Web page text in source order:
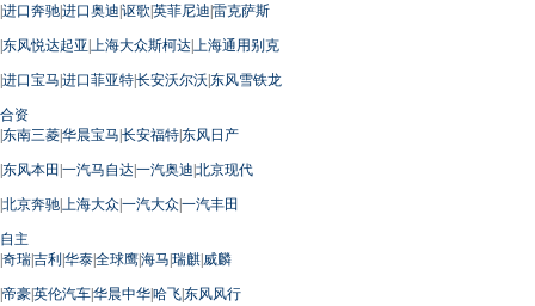
|进口奔驰|进口奥迪|讴歌|英菲尼迪|雷克萨斯
|东风悦达起亚| 上海大众斯柯达| 上海通用别克
|进口宝马|进口菲亚特|长安沃尔沃|东风雪铁龙
合资
|东南三菱|华晨宝马|长安福特|东风日产
|东风本田 |一汽马自达|一汽奥迪|北京现代
|北京奔驰| 上海大众|一汽大众|一汽丰田
自主
|奇瑞|吉利|华泰|全球鹰|海马|瑞麒|威麟
|帝豪|英伦汽车|华晨中华|哈飞|东风风行